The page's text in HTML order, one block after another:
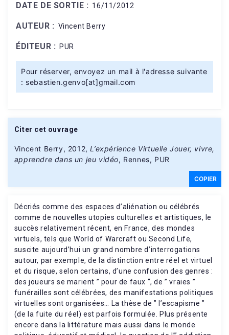
DATE DE SORTIE : 16/11/2012
AUTEUR : Vincent Berry
ÉDITEUR : PUR
Pour réserver, envoyez un mail à l'adresse suivante
: sebastien.genvo[at]gmail.com
Citer cet ouvrage
Vincent Berry, 2012,L’expérience Virtuelle Jouer, vivre,
apprendre dans un jeu vidéo, Rennes, PUR
COPIER
Décriés comme des espaces d’aliénation ou célébrés
comme de nouvelles utopies culturelles et artistiques, le
succès relativement récent, en France, des mondes
virtuels, tels que World of Warcraft ou Second Life,
suscite aujourd’hui un grand nombre d’interrogations
autour, par exemple, de la distinction entre réel et virtuel
et du risque, selon certains, d’une confusion des genres :
des joueurs se marient ” pour de faux “, de ” vraies ”
funérailles sont célébrées, des manifestations politiques
virtuelles sont organisées… La thèse de ” l’escapisme ”
(de la fuite du réel) est parfois formulée. Plus présente
encore dans la littérature mais aussi dans le monde